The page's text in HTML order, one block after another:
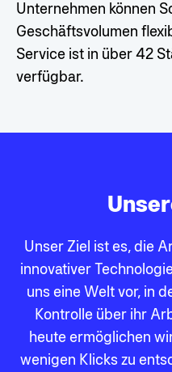
Unternehmen können
Geschäftsvolumen
Service ist in über 42
verfügbar.
Unser Ziel ist es, die
innovativer
uns eine Welt vor, in
Kontrolle über ihr
heute ermöglichen
wenigen Klicks zu